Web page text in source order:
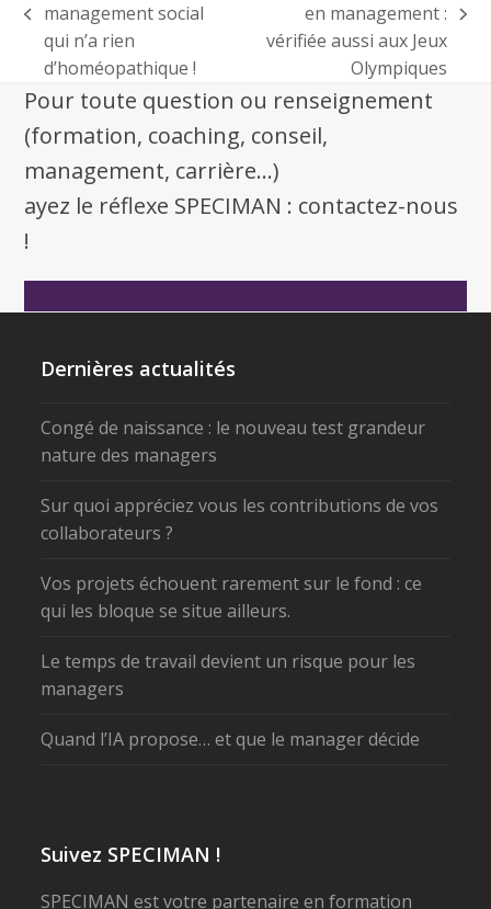
management social
qui n’a rien
d’homéopathique !
en management :
vérifiée aussi aux Jeux
Olympiques
Pour toute question ou renseignement
(formation, coaching, conseil,
management, carrière...)
ayez le réflexe SPECIMAN : contactez-nous
!
Dernières actualités
Congé de naissance : le nouveau test grandeur
nature des managers
Sur quoi appréciez vous les contributions de vos
collaborateurs ?
Vos projets échouent rarement sur le fond : ce
qui les bloque se situe ailleurs.
Le temps de travail devient un risque pour les
managers
Quand l’IA propose… et que le manager décide
Suivez SPECIMAN !
SPECIMAN est votre partenaire en formation